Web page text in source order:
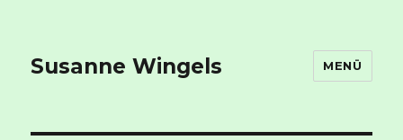
Susanne Wingels MENÜ